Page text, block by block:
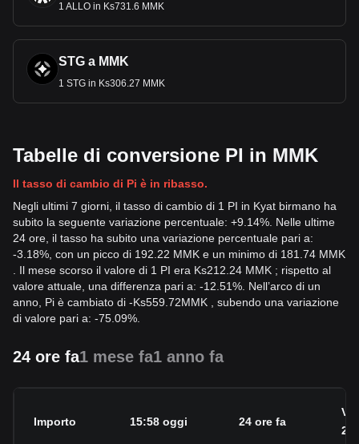
1 ALLO in Ks731.6 MMK
STG a MMK
1 STG in Ks306.27 MMK
Tabelle di conversione PI in MMK
Il tasso di cambio di Pi è in ribasso.
Negli ultimi 7 giorni, il tasso di cambio di 1 PI in Kyat birmano ha
subito la seguente variazione percentuale: +9.14%. Nelle ultime
24 ore, il tasso ha subito una variazione percentuale pari a:
-3.18%, con un picco di 192.22 MMK e un minimo di 181.74 MMK
. Il mese scorso il valore di 1 PI era Ks212.24 MMK ; rispetto al
valore attuale, una differenza pari a: -12.51%. Nell’arco di un
anno, Pi è cambiato di -Ks559.72MMK , subendo una variazione
di valore pari a: -75.09%.
24 ore fa1 mese fa1 anno fa
Importo 15:58 oggi 24 ore fa